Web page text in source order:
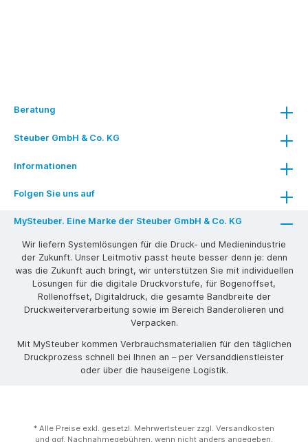
Beratung
Steuber GmbH & Co. KG
Informationen
Folgen Sie uns auf
MySteuber. Eine Marke der Steuber GmbH & Co. KG
Wir liefern Systemlösungen für die Druck- und Medienindustrie
der Zukunft. Unser Leitmotiv passt heute besser denn je: denn
was die Zukunft auch bringt, wir unterstützen Sie mit individuellen
Lösungen für die digitale Druckvorstufe, für Bogenoffset,
Rollenoffset, Digitaldruck, die gesamte Bandbreite der
Druckweiterverarbeitung sowie im Bereich Banderolieren und
Verpacken.
Mit MySteuber kommen Verbrauchsmaterialien für den täglichen
Druckprozess schnell bei Ihnen an – per Versanddienstleister
oder über die hauseigene Logistik.
* Alle Preise exkl. gesetzl. Mehrwertsteuer zzgl. Versandkosten
und ggf. Nachnahmegebühren, wenn nicht anders angegeben.